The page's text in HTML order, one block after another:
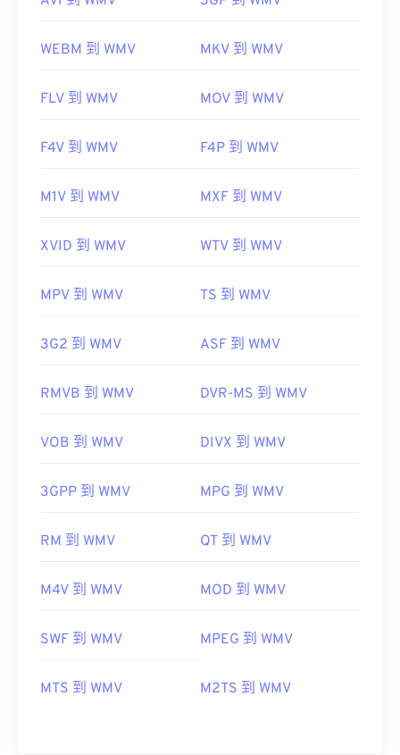
WEBM 到 WMV MKV 到 WMV
FLV 到 WMV MOV 到 WMV
F4V 到 WMV F4P 到 WMV
M1V 到 WMV MXF 到 WMV
XVID 到 WMV WTV 到 WMV
MPV 到 WMV TS 到 WMV
3G2 到 WMV ASF 到 WMV
RMVB 到 WMV DVR-MS 到 WMV
VOB 到 WMV DIVX 到 WMV
3GPP 到 WMV MPG 到 WMV
RM 到 WMV QT 到 WMV
M4V 到 WMV MOD 到 WMV
SWF 到 WMV MPEG 到 WMV
MTS 到 WMV M2TS 到 WMV